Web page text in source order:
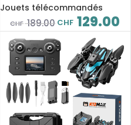
km/h, refroidi à l’eau,
étanche, LED, 14+
Jouets télécommandés
CHF189.00 CHF 129.00